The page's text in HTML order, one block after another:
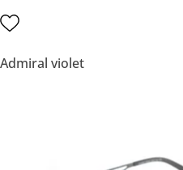
Admiral violet